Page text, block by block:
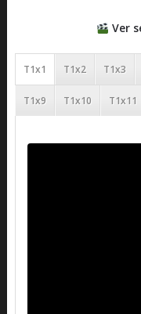
Ver
T1x1 T1x2 T1x3
T1x9 T1x10 T1x11